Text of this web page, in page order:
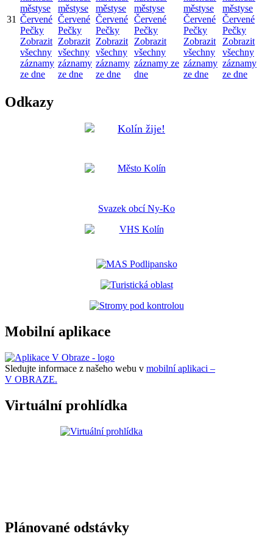
31
městyse
Červené
Pečky
Zobrazit
všechny
záznamy
ze dne
městyse
Červené
Pečky
Zobrazit
všechny
záznamy
ze dne
městyse
Červené
Pečky
Zobrazit
všechny
záznamy
ze dne
městyse
Červené
Pečky
Zobrazit
všechny
záznamy ze
dne
městyse
Červené
Pečky
Zobrazit
všechny
záznamy
ze dne
městyse
Červené
Pečky
Zobrazit
všechny
záznamy
ze dne
Odkazy
Svazek obcí Ny-Ko
Mobilní aplikace
Sledujte informace z našeho webu v mobilní aplikaci –
V OBRAZE.
Virtuální prohlídka
Plánované odstávky